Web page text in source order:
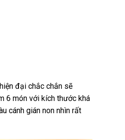
đại chắc chắn sẽ
6 món với kích thước khá
cánh gián non nhìn rất